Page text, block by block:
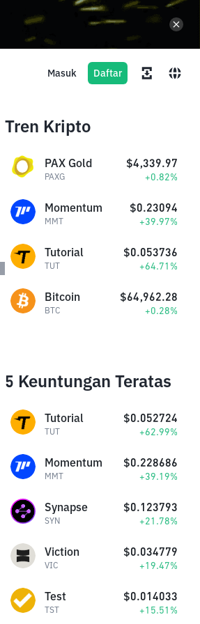
Masuk Daftar
Tren Kripto
PAX Gold
PAXG
$4,339.97
+0.82%
Momentum
MMT
$0.23094
+39.97%
Tutorial
TUT
$0.053736
+64.71%
Bitcoin
BTC
$64,962.28
+0.28%
5 Keuntungan Teratas
Tutorial
TUT
$0.052724
+62.99%
Momentum
MMT
$0.228686
+39.19%
Synapse
SYN
$0.123793
+21.78%
Viction
VIC
$0.034779
+19.47%
Test
TST
$0.014033
+15.51%